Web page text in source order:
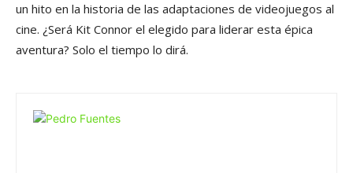
un hito en la historia de las adaptaciones de videojuegos al
cine. ¿Será Kit Connor el elegido para liderar esta épica
aventura? Solo el tiempo lo dirá.